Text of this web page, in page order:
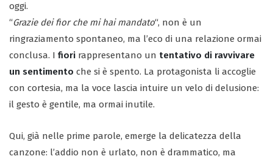
oggi.
“Grazie dei fior che mi hai mandato“, non è un
ringraziamento spontaneo, ma l’eco di una relazione ormai
conclusa. I fiori rappresentano un tentativo di ravvivare
un sentimento che si è spento. La protagonista li accoglie
con cortesia, ma la voce lascia intuire un velo di delusione:
il gesto è gentile, ma ormai inutile.
Qui, già nelle prime parole, emerge la delicatezza della
canzone: l’addio non è urlato, non è drammatico, ma